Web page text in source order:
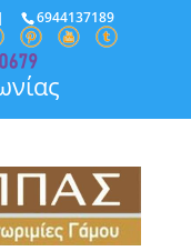
6944137189